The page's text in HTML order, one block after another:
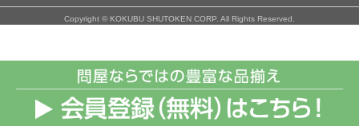
Copyright © KOKUBU SHUTOKEN CORP. All Rights Reserved.